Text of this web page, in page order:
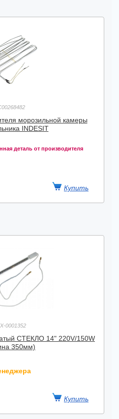
морозильной камеры
INDESIT
деталь от производителя
0001352
СТЕКЛО 14" 220V/150W
350мм)